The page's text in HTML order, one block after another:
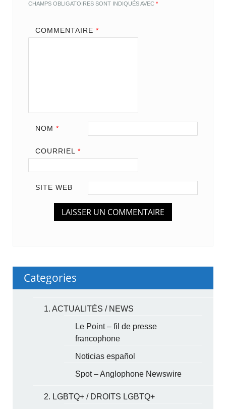
CHAMPS OBLIGATOIRES SONT INDIQUÉS AVEC*
COMMENTAIRE *
NOM *
COURRIEL *
SITE WEB
Categories
1. ACTUALITÉS / NEWS
Le Point – fil de presse
francophone
Noticias español
Spot – Anglophone Newswire
2. LGBTQ+ / DROITS LGBTQ+